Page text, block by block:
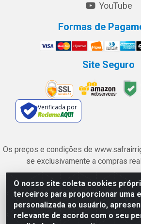
O nosso site coleta cookies
terceiros para proporcionar uma
personalizada ao usuário,
relevante de acordo com o seu
YouTube
Formas de
Site Seguro
Verificada por
Os preços e condições de
se exclusivamente a compras
Safra Agrícola e Pecuária LTDA - Avenida
Esplanada dos Anicuns, Goiânia/GO -
06.315.490/0001-00